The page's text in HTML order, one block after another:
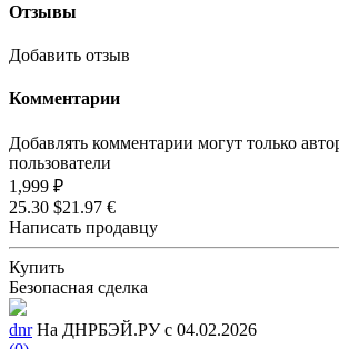
Отзывы
Добавить отзыв
Комментарии
Добавлять комментарии могут только
пользователи
1,999 ₽
25.30 $21.97 €
Написать продавцу
Купить
Безопасная сделка
dnr На ДНРБЭЙ.РУ с 04.02.2026